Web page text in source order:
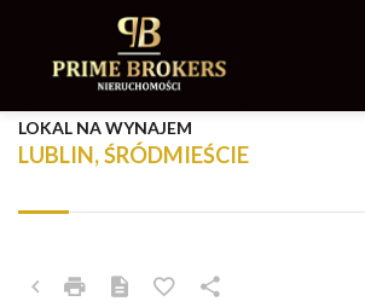
LUBLIN, ŚRÓDMIEŚCIE
LOKAL NA WYNAJEM